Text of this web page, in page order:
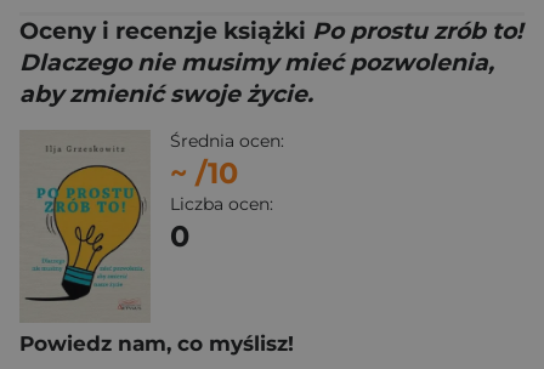
Oceny i recenzje książki Po prostu zrób to!
Dlaczego nie musimy mieć pozwolenia,
aby zmienić swoje życie.
Średnia ocen:
~ /10
Liczba ocen:
0
Powiedz nam, co myślisz!